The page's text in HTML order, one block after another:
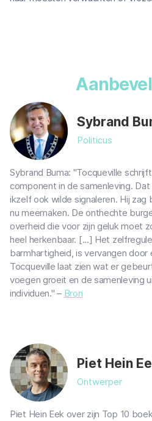
Sybrand
Politicus
Sybrand Buma: "Tocqueville
component in de samenleving.
ikzelf ook wilde signaleren. Hij zag
nu meemaken. De onthechte
overheid die voor zijn geluk moet
heel herkenbaar. [...] Het
barmhartigheid, is vervangen
Tocqueville laat zien wat er
voegen groeit en de samenleving
individuen." – Bron
Piet Hein
Ontwerper
Piet Hein Eek over zijn Top 10